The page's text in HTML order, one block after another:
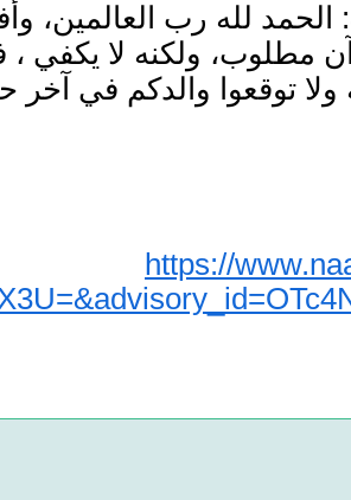
توقعوا والدكم في آخر
https://